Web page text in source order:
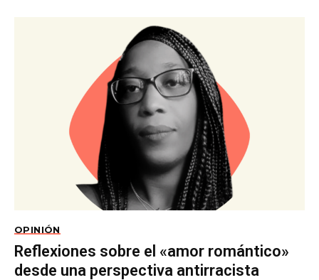
OPINIÓN
Reflexiones sobre el «amor romántico»
desde una perspectiva antirracista